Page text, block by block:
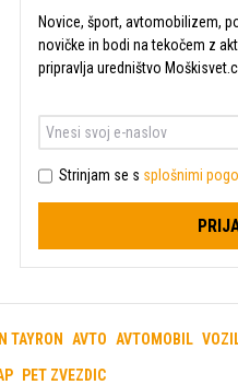
Novice, šport, avtomobilizem,
novičke in bodi na tekočem z
pripravlja uredništvo
Strinjam se s splošnimi
TAYRON AVTO AVTOMOBIL
PET ZVEZDIC